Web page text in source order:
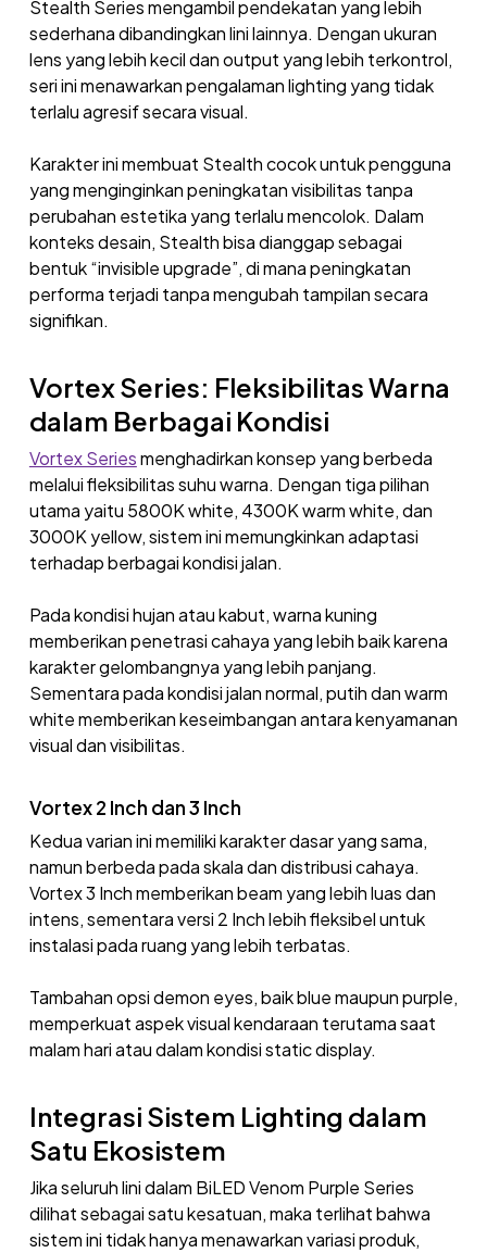
Stealth Series mengambil pendekatan yang lebih
sederhana dibandingkan lini lainnya. Dengan ukuran
lens yang lebih kecil dan output yang lebih terkontrol,
seri ini menawarkan pengalaman lighting yang tidak
terlalu agresif secara visual.
Karakter ini membuat Stealth cocok untuk pengguna
yang menginginkan peningkatan visibilitas tanpa
perubahan estetika yang terlalu mencolok. Dalam
konteks desain, Stealth bisa dianggap sebagai
bentuk “invisible upgrade”, di mana peningkatan
performa terjadi tanpa mengubah tampilan secara
signifikan.
Vortex Series: Fleksibilitas Warna
dalam Berbagai Kondisi
Vortex Seriesmenghadirkan konsep yang berbeda
melalui fleksibilitas suhu warna. Dengan tiga pilihan
utama yaitu 5800K white, 4300K warm white, dan
3000K yellow, sistem ini memungkinkan adaptasi
terhadap berbagai kondisi jalan.
Pada kondisi hujan atau kabut, warna kuning
memberikan penetrasi cahaya yang lebih baik karena
karakter gelombangnya yang lebih panjang.
Sementara pada kondisi jalan normal, putih dan warm
white memberikan keseimbangan antara kenyamanan
visual dan visibilitas.
Vortex 2 Inch dan 3 Inch
Kedua varian ini memiliki karakter dasar yang sama,
namun berbeda pada skala dan distribusi cahaya.
Vortex 3 Inch memberikan beam yang lebih luas dan
intens, sementara versi 2 Inch lebih fleksibel untuk
instalasi pada ruang yang lebih terbatas.
Tambahan opsi demon eyes, baik blue maupun purple,
memperkuat aspek visual kendaraan terutama saat
malam hari atau dalam kondisi static display.
Integrasi Sistem Lighting dalam
Satu Ekosistem
Jika seluruh lini dalam BiLED Venom Purple Series
dilihat sebagai satu kesatuan, maka terlihat bahwa
sistem ini tidak hanya menawarkan variasi produk,